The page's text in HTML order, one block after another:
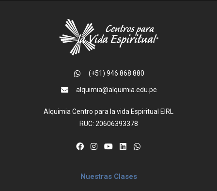
(+51) 946 868 880
alquimia@alquimia.edu.pe
Alquimia Centro para la vida Espiritual EIRL
RUC: 20606393378
Nuestras Clases